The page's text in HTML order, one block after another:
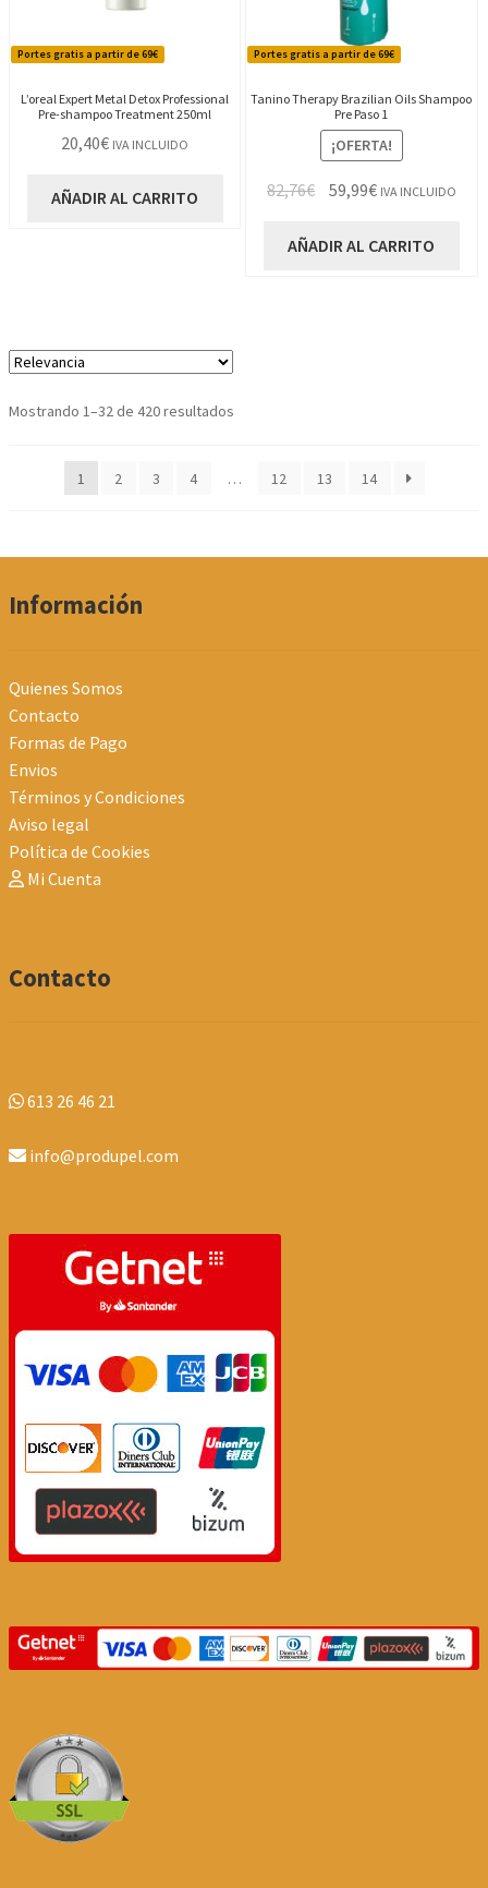
Portes gratis a partir de 69€
L’oreal Expert Metal Detox Professional
Pre-shampoo Treatment 250ml
20,40€ IVA INCLUIDO
AÑADIR AL CARRITO
Portes gratis a partir de 69€
Tanino Therapy Brazilian Oils Shampoo
Pre Paso 1
¡OFERTA!
82,76€
El
original
59,99€El
actual
IVA INCLUIDO
AÑADIR AL CARRITO
Mostrando 1–32 de 420 resultados
últimos
1 2 3 4 … 12 13 14
Información
Quienes Somos
Contacto
Formas de Pago
Envios
Términos y Condiciones
Aviso legal
Política de Cookies
Mi Cuenta
Contacto
613 26 46 21
info@produpel.com